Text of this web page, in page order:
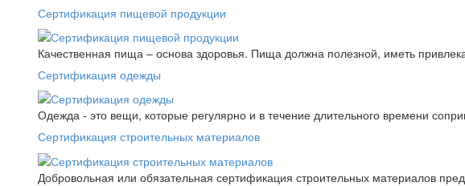
Сертификация пищевой продукции
Качественная пища – основа здоровья. Пища должна полезной, иметь
Сертификация одежды
Одежда - это вещи, которые регулярно и в течение длительного времени
Сертификация строительных материалов
Добровольная или обязательная сертификация строительных материалов